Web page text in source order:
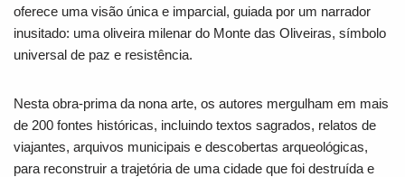
oferece uma visão única e imparcial, guiada por um narrador
inusitado: uma oliveira milenar do Monte das Oliveiras, símbolo
universal de paz e resistência.
Nesta obra-prima da nona arte, os autores mergulham em mais
de 200 fontes históricas, incluindo textos sagrados, relatos de
viajantes, arquivos municipais e descobertas arqueológicas,
para reconstruir a trajetória de uma cidade que foi destruída e